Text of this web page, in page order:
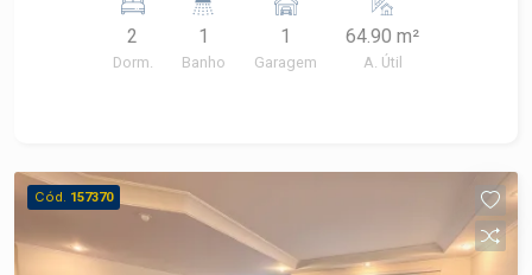
e quartinho de despejo. Sala com painel. 01 vaga
de garagem rotativa.
2
Dorm.
1
Banho
1
Garagem
64.90 m²
A. Útil
Cód. 157370